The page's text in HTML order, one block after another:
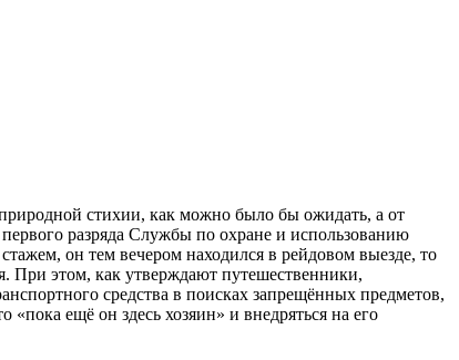
стихии, как можно было бы ожидать, а от
разряда Службы по охране и использованию
он тем вечером находился в рейдовом выезде, то
При этом, как утверждают путешественники,
средства в поисках запрещённых предметов,
ещё он здесь хозяин» и внедряться на его